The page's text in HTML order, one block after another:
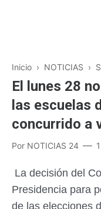
Inicio › NOTICIAS ›
El lunes 28
las escuelas
concurrido a
Por NOTICIAS 24
La decisión del
Presidencia para
de las elecciones